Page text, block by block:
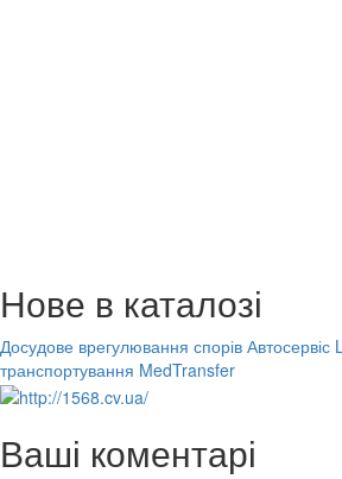
Нове в каталозі
Досудове врегулювання спорів Автосервіс
транспортування MedTransfer
Ваші коментарі